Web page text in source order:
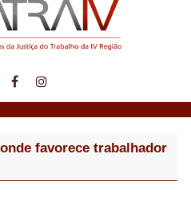
favorece trabalhador